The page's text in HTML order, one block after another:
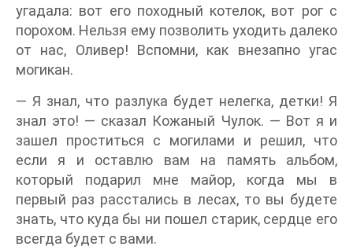
угадала: вот его походный котелок, вот рог с
порохом. Нельзя ему позволить уходить далеко
от нас, Оливер! Вспомни, как внезапно угас
могикан.
— Я знал, что разлука будет нелегка, детки! Я
знал это! — сказал Кожаный Чулок. — Вот я и
зашел проститься с могилами и решил, что
если я и оставлю вам на память альбом,
который подарил мне майор, когда мы в
первый раз расстались в лесах, то вы будете
знать, что куда бы ни пошел старик, сердце его
всегда будет с вами.